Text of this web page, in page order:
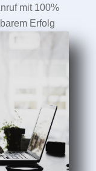
mit 100%
Erfolg